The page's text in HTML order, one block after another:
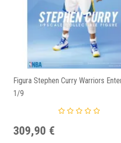
Figura Stephen Curry Warriors
1/9
309,90 €